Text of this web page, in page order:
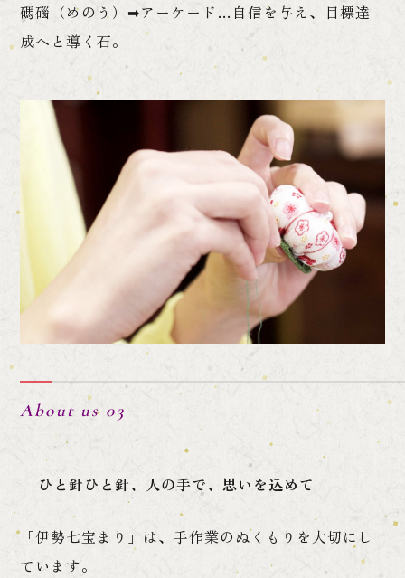
碼碯（めのう）➡アーケード…自信を与え、目標達
成へと導く石。
About us 03
ひと針ひと針、人の手で、思いを込めて
「伊勢七宝まり」は、手作業のぬくもりを大切にし
ています。